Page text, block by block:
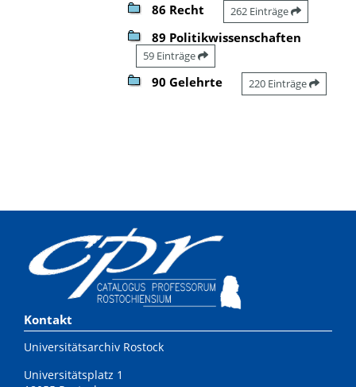
86 Recht 262 Einträge
89 Politikwissenschaften
59 Einträge
90 Gelehrte 220 Einträge
Kontakt
Universitätsarchiv Rostock
Universitätsplatz 1